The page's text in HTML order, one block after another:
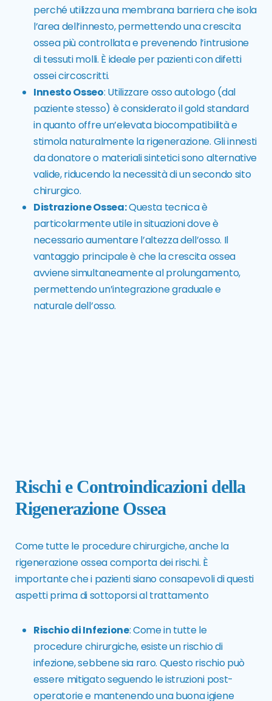
perché utilizza una membrana barriera che isola
l’area dell’innesto, permettendo una crescita
ossea più controllata e prevenendo l’intrusione
di tessuti molli. È ideale per pazienti con difetti
ossei circoscritti.
Innesto Osseo: Utilizzare osso autologo (dal
paziente stesso) è considerato il gold standard
in quanto offre un’elevata biocompatibilità e
stimola naturalmente la rigenerazione. Gli innesti
da donatore o materiali sintetici sono alternative
valide, riducendo la necessità di un secondo sito
chirurgico.
Distrazione Ossea:Questa tecnica è
particolarmente utile in situazioni dove è
necessario aumentare l’altezza dell’osso. Il
vantaggio principale è che la crescita ossea
avviene simultaneamente al prolungamento,
permettendo un’integrazione graduale e
naturale dell’osso.
Rischi e Controindicazioni della
Rigenerazione Ossea
Come tutte le procedure chirurgiche, anche la
rigenerazione ossea comporta dei rischi. È
importante che i pazienti siano consapevoli di questi
aspetti prima di sottoporsi al trattamento
Rischio di Infezione: Come in tutte le
procedure chirurgiche, esiste un rischio di
infezione, sebbene sia raro. Questo rischio può
essere mitigato seguendo le istruzioni post-
operatorie e mantenendo una buona igiene